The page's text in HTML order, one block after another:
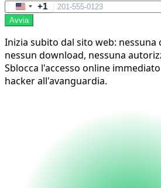
United
States
+1
Avvia
Inizia subito dal sito web: nessuna
nessun download, nessuna
Sblocca l'accesso online
hacker all'avanguardia.